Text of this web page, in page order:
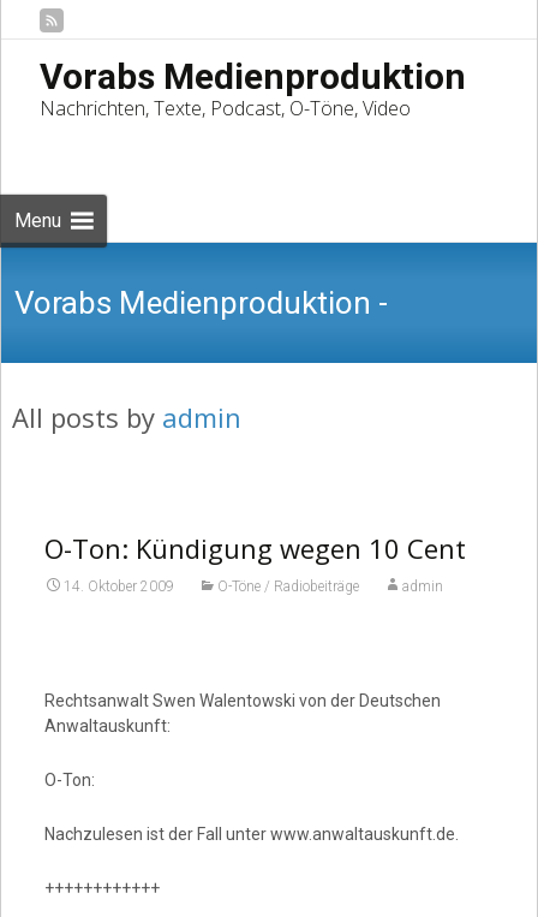
Vorabs Medienproduktion
Nachrichten, Texte, Podcast, O-Töne, Video
Menu
Vorabs Medienproduktion -
Nachrichten, Texte, Podcast, O-Töne,
Video
All posts by admin
O-Ton: Kündigung wegen 10 Cent
14. Oktober 2009 O-Töne / Radiobeiträge admin
Rechtsanwalt Swen Walentowski von der Deutschen
Anwaltauskunft:
O-Ton:
Nachzulesen ist der Fall unter www.anwaltauskunft.de.
++++++++++++